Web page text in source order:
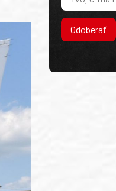
Odoberať